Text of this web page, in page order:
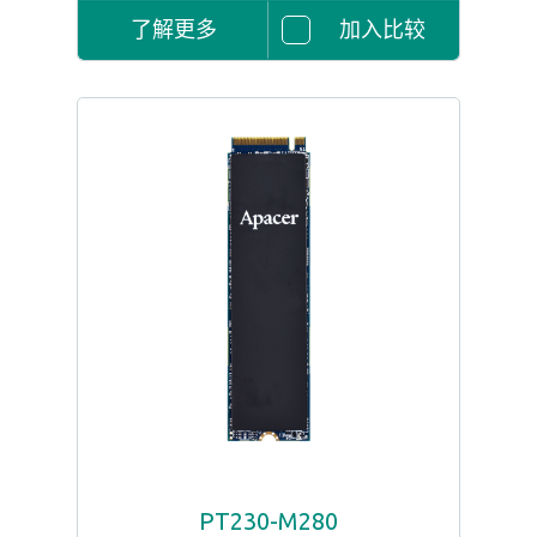
了解更多 加入比较
PT230-M280